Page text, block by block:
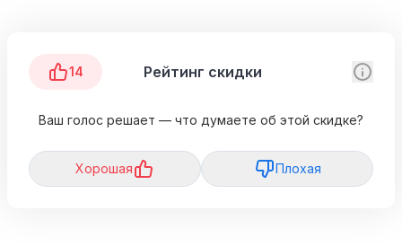
14 Рейтинг скидки
Ваш голос решает — что думаете об этой скидке?
Хорошая Плохая